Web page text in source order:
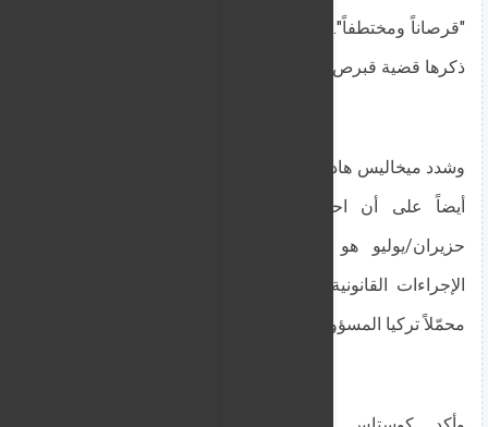
"قرصاناً ومختطفاً". كما لام أورسولا فون دير لاين لعدم
ذكرها قضية قبرص في خطابها.
وشدد ميخاليس هادجيبانتيلا عن حزب الشعب الأوروبي
حزيران/يوليو هو عملية "ابتزاز مقصودة" لإحباط
الإجراءات القانونية ضد استغلال ممتلكات القبارصة،
محمّلاً تركيا المسؤولية القانونية.